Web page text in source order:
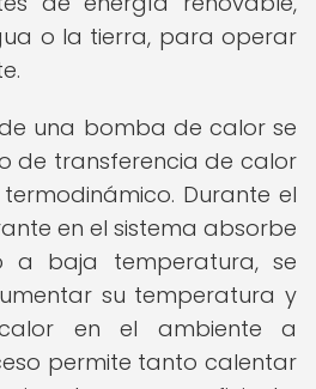
o la tierra, para operar
una bomba de calor se
de transferencia de calor
Durante el
en el sistema absorbe
a baja temperatura, se
su temperatura y
en el ambiente a
permite tanto calentar